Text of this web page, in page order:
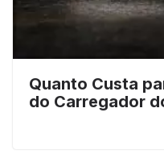
Quanto Custa
do Carregador